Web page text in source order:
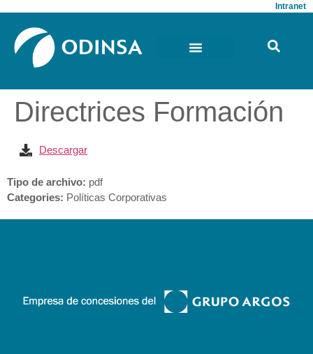
Intranet
Directrices Formación
Descargar
Tipo de archivo: pdf
Categories: Políticas Corporativas